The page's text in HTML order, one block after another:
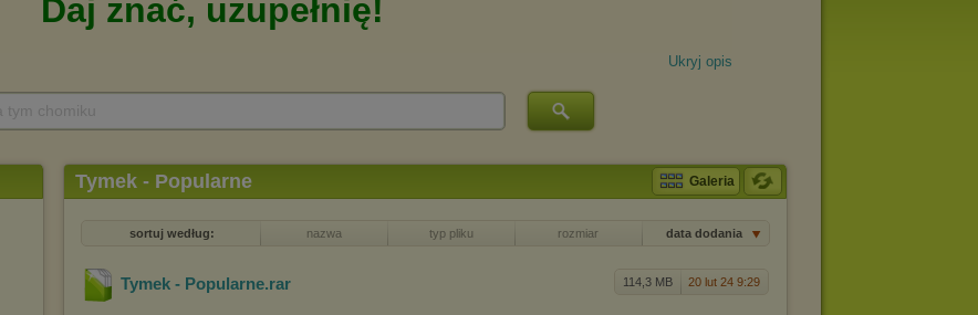
Ukryj opis
Tymek - Popularne Galeria
sortuj według: nazwa typ pliku rozmiar data dodania
114,3 MB 20 lut 24 9:29
Tymek - Popularne.rar